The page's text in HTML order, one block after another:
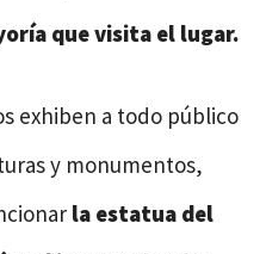
que visita el lugar.
exhiben a todo público
y monumentos,
la estatua del